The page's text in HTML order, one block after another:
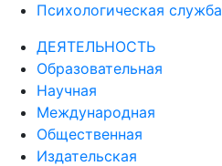
Психологическая служба
ДЕЯТЕЛЬНОСТЬ
Образовательная
Научная
Международная
Общественная
Издательская